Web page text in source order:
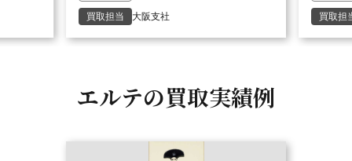
買取担当 大阪支社 買取担
エルテの買取実績例